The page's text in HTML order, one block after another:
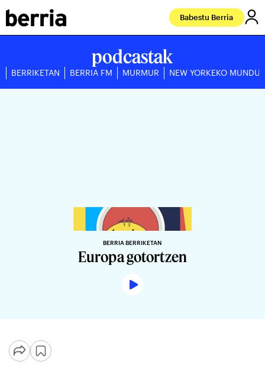
Babestu Berria
podcastak
BERRIKETAN BERRIA FM MURMUR NEW YORKEKO
BERRIA BERRIKETAN
Europa gotortzen